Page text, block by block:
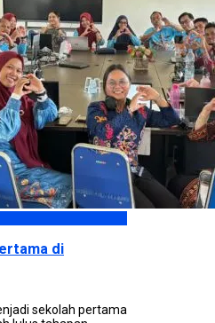
di
sekolah pertama